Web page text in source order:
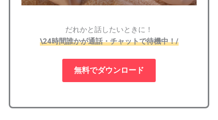
だれかと話したいときに！
\24時間誰かが通話・チャットで待機中！/
無料でダウンロード